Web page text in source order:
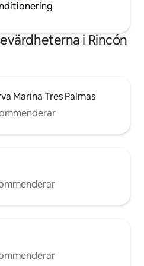
i Rincón
Marina Tres Palmas